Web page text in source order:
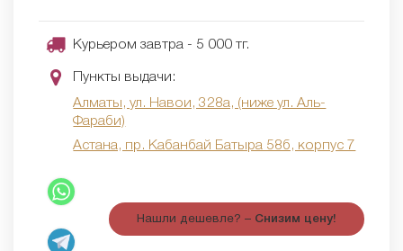
Курьером завтра - 5 000 тг.
Пункты выдачи:
Алматы, ул. Навои, 328а, (ниже ул. Аль-
Фараби)
Астана, пр. Кабанбай Батыра 58б, корпус 7
Нашли дешевле? – Снизим цену!